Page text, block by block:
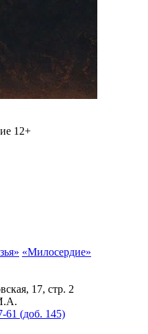
«Милосердие»
17, стр. 2
61 (доб. 145)